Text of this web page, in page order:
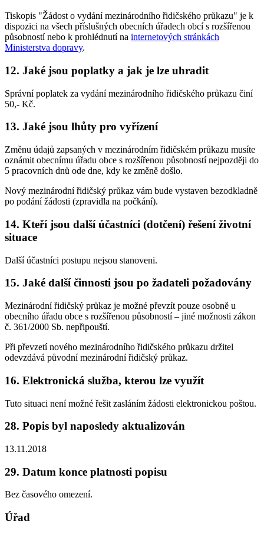
Tiskopis "Žádost o vydání mezinárodního řidičského průkazu" je k
dispozici na všech příslušných obecních úřadech obcí s rozšířenou
působností nebo k prohlédnutí na internetových stránkách
Ministerstva dopravy.
12. Jaké jsou poplatky a jak je lze uhradit
Správní poplatek za vydání mezinárodního řidičského průkazu činí
50,- Kč.
13. Jaké jsou lhůty pro vyřízení
Změnu údajů zapsaných v mezinárodním řidičském průkazu musíte
oznámit obecnímu úřadu obce s rozšířenou působností nejpozději do
5 pracovních dnů ode dne, kdy ke změně došlo.
Nový mezinárodní řidičský průkaz vám bude vystaven bezodkladně
po podání žádosti (zpravidla na počkání).
14. Kteří jsou další účastníci (dotčení) řešení životní
situace
Další účastníci postupu nejsou stanoveni.
15. Jaké další činnosti jsou po žadateli požadovány
Mezinárodní řidičský průkaz je možné převzít pouze osobně u
obecního úřadu obce s rozšířenou působností – jiné možnosti zákon
č. 361/2000 Sb. nepřipouští.
Při převzetí nového mezinárodního řidičského průkazu držitel
odevzdává původní mezinárodní řidičský průkaz.
16. Elektronická služba, kterou lze využít
Tuto situaci není možné řešit zasláním žádosti elektronickou poštou.
28. Popis byl naposledy aktualizován
13.11.2018
29. Datum konce platnosti popisu
Bez časového omezení.
Úřad